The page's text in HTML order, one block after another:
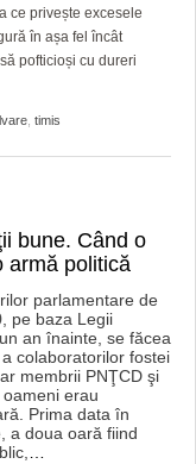
ce privește excesele
în așa fel încât
pofticioși cu dureri
timis
bune. Când o
armă politică
parlamentare de
pe baza Legii
an înainte, se făcea
colaboratorilor fostei
membrii PNŢCD şi
erau
Prima data în
a doua oară fiind
…